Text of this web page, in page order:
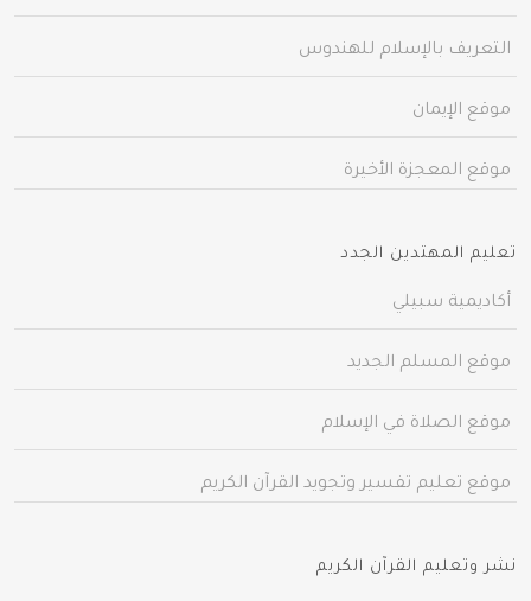
التعريف بالإسلام للهندوس
موقع الإيمان
موقع المعجزة الأخيرة
تعليم المهتدين الجدد
أكاديمية سبيلي
موقع المسلم الجديد
موقع الصلاة في الإسلام
موقع تعليم تفسير وتجويد القرآن الكريم
نشر وتعليم القرآن الكريم